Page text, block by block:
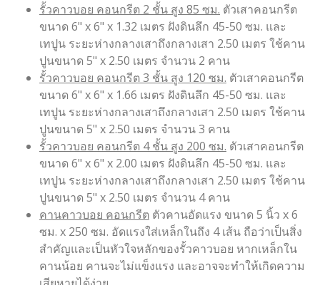
รั้วคาวบอย คอนกรีต 2 ชั้น สูง 85 ซม. ตัวเสาคอนกรีต
ขนาด 6" x 6" x 1.32 เมตร ฝังดินลึก 45-50 ซม. และ
เทปูน ระยะห่างกลางเสาถึงกลางเสา 2.50 เมตร ใช้คาน
ปูนขนาด 5" x 2.50 เมตร จำนวน 2 คาน
รั้วคาวบอย คอนกรีต 3 ชั้น สูง 120 ซม. ตัวเสาคอนกรีต
ขนาด 6" x 6" x 1.66 เมตร ฝังดินลึก 45-50 ซม. และ
เทปูน ระยะห่างกลางเสาถึงกลางเสา 2.50 เมตร ใช้คาน
ปูนขนาด 5" x 2.50 เมตร จำนวน 3 คาน
รั้วคาวบอย คอนกรีต 4 ชั้น สูง 200 ซม. ตัวเสาคอนกรีต
ขนาด 6" x 6" x 2.00 เมตร ฝังดินลึก 45-50 ซม. และ
เทปูน ระยะห่างกลางเสาถึงกลางเสา 2.50 เมตร ใช้คาน
ปูนขนาด 5" x 2.50 เมตร จำนวน 4 คาน
คานคาวบอย คอนกรีต ตัวคานอัดแรง ขนาด 5 นิ้ว x 6
ซม. x 250 ซม. อัดแรงใส่เหล็กในถึง 4 เส้น ถือว่าเป็นสิ่ง
สำคัญและเป็นหัวใจหลักของรั้วคาวบอย หากเหล็กใน
คานน้อย คานจะไม่แข็งแรง และอาจจะทำให้เกิดความ